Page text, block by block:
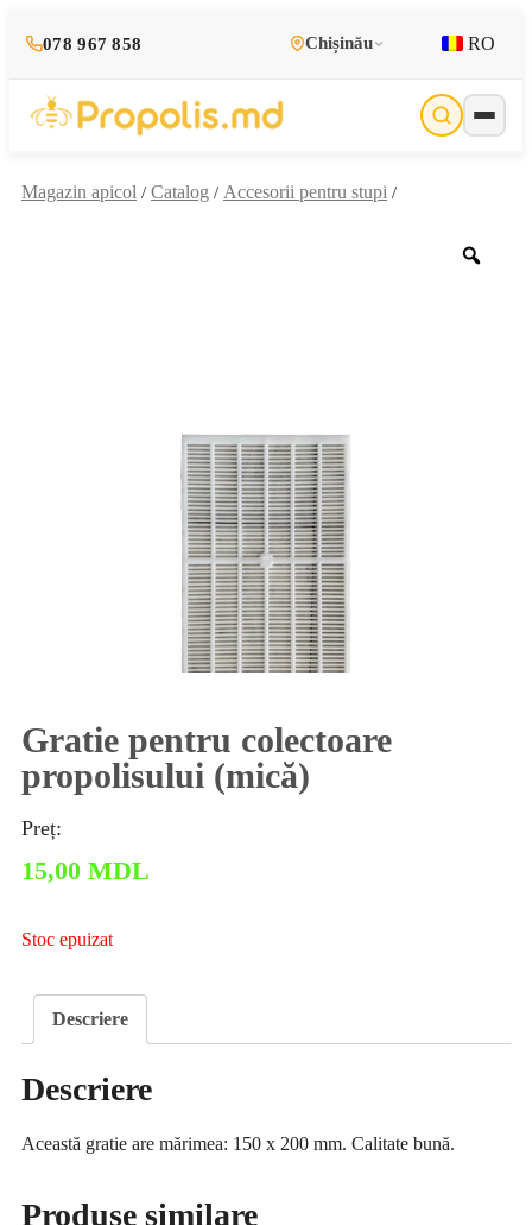
078 967 858 Chișinău RO
Magazin apicol / Catalog / Accesorii pentru stupi /
Gratie pentru colectoare
propolisului (mică)
Preț:
15,00 MDL
Stoc epuizat
Descriere
Descriere
Această gratie are mărimea: 150 x 200 mm. Calitate bună.
Produse similare